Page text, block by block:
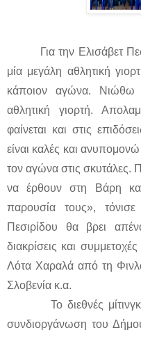
Για την Ελισάβετ
μία μεγάλη αθλητική
κάποιον αγώνα.
αθλητική γιορτή.
φαίνεται και στις
είναι καλές και
τον αγώνα στις σκυτάλες.
να έρθουν στη Βάρη
παρουσία τους»,
Πεσιρίδου θα βρει
διακρίσεις και
Λότα Χαραλά από τη
Σλοβενία κ.α.
Το διεθνές
συνδιοργάνωση του